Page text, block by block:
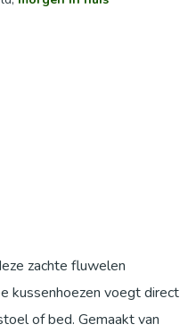
zachte fluwelen
kussenhoezen voegt direct
of bed. Gemaakt van